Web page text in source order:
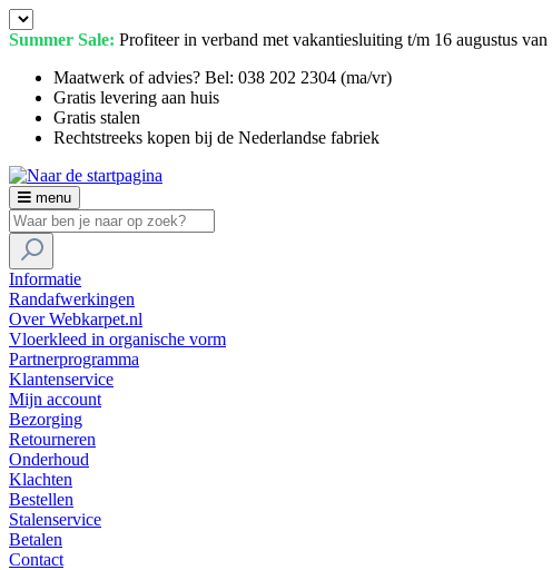
Summer Sale: Profiteer in verband met vakantiesluiting t/m 16 augustus van
Maatwerk of advies? Bel: 038 202 2304 (ma/vr)
Gratis levering aan huis
Gratis stalen
Rechtstreeks kopen bij de Nederlandse fabriek
menu
Informatie
Randafwerkingen
Over Webkarpet.nl
Vloerkleed in organische vorm
Partnerprogramma
Klantenservice
Mijn account
Bezorging
Retourneren
Onderhoud
Klachten
Bestellen
Stalenservice
Betalen
Contact